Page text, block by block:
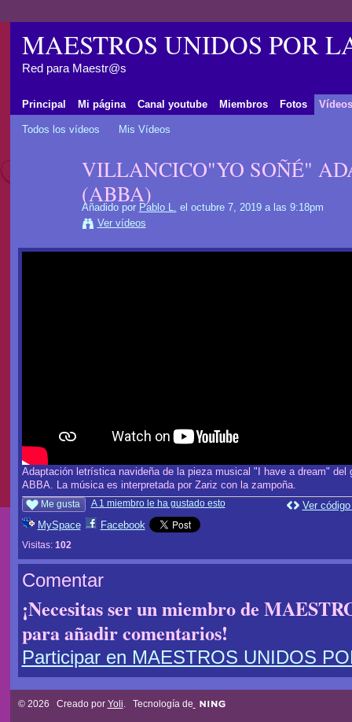
MAESTROS UNIDOS POR
Red para Maestr@s
Principal Mi página Canal youtube Miembros Fotos Vídeos
Todos los vídeos Mis Vídeos
VILLANCICO"YO SOÑÉ"
(ABBA)
Añadido por Pablo L.
el octubre 7, 2019 a las 9:18pm
Ver vídeos
Adaptación letrística navideña de la pieza musical "I have a dream" del
ABBA. La música es interpretada por Zariz con la zampoña.
Me gusta A 1 miembro le ha gustado esto
MySpace Facebook
Visitas: 102
Ver
Comentar
¡Necesitas ser un miembro de
para añadir comentarios!
Participar en MAESTROS UNIDOS
© 2026 Creado por Yoli. Tecnología de